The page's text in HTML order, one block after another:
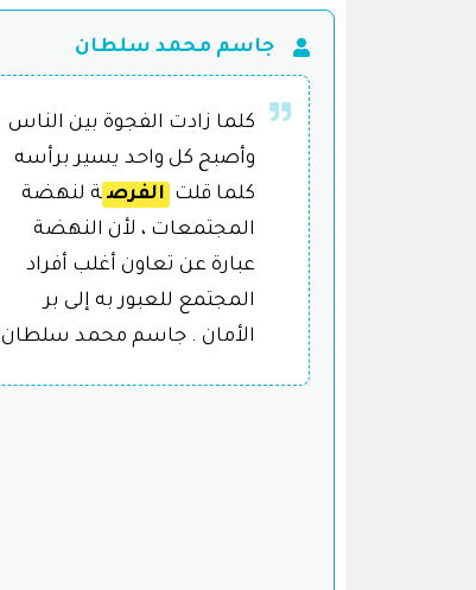
جاسم محمد سلطان
كلما زادت الفجوة بين الناس
وأصبح كل واحد يسير برأسه
كلما قلت الفرص ة لنهضة
المجتمعات ، لأن النهضة
عبارة عن تعاون أغلب أفراد
المجتمع للعبور به إلى بر
الأمان . جاسم محمد سلطان